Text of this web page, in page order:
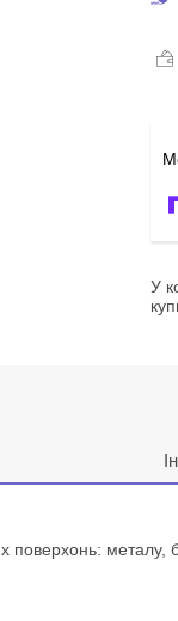
У
металу,